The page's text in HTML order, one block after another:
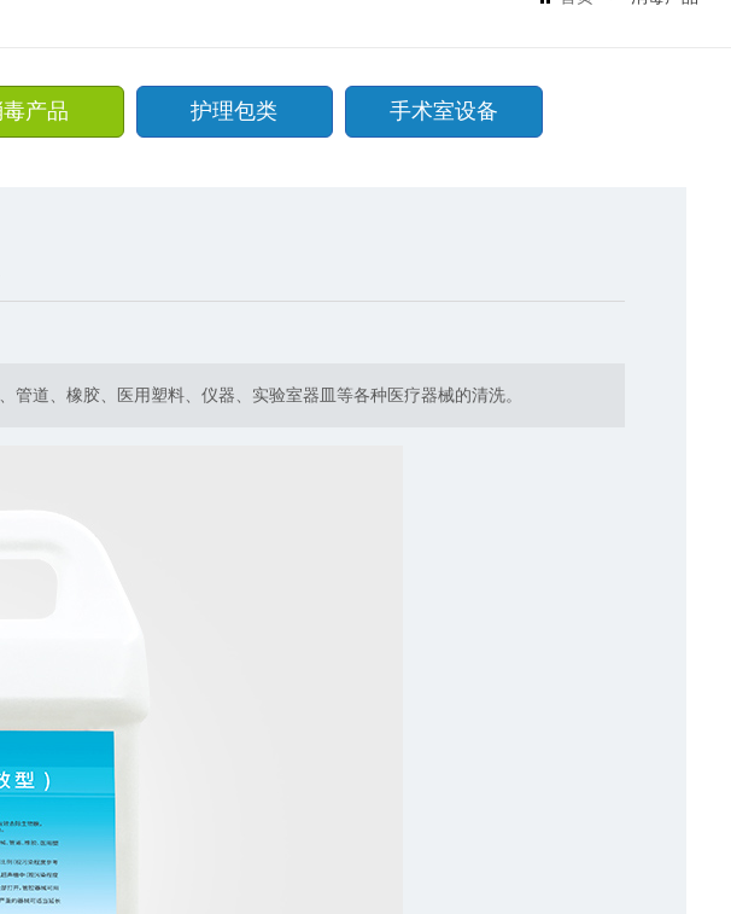
产品 护理包类 手术室设备
道、橡胶、医用塑料、仪器、实验室器皿等各种医疗器械的清洗。